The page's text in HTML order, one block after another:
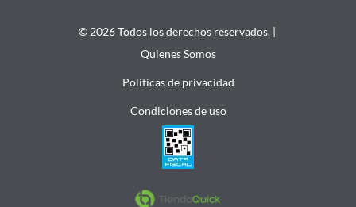
© 2026 Todos los derechos reservados. |
Quienes Somos
Politicas de privacidad
Condiciones de uso